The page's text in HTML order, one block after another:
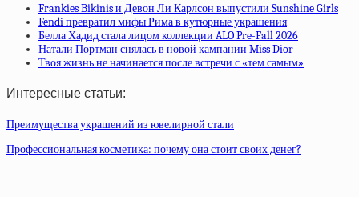
Frankies Bikinis и Девон Ли Карлсон выпустили Sunshine Girls
Fendi превратил мифы Рима в кутюрные украшения
Белла Хадид стала лицом коллекции ALO Pre-Fall 2026
Натали Портман снялась в новой кампании Miss Dior
Твоя жизнь не начинается после встречи с «тем самым»
Интересные статьи:
Преимущества украшений из ювелирной стали
Профессиональная косметика: почему она стоит своих денег?